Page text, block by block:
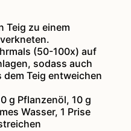
Teig zu einem
(50-100x) auf
sodass auch
Teig entweichen
g Pflanzenöl, 10 g
Wasser, 1 Prise